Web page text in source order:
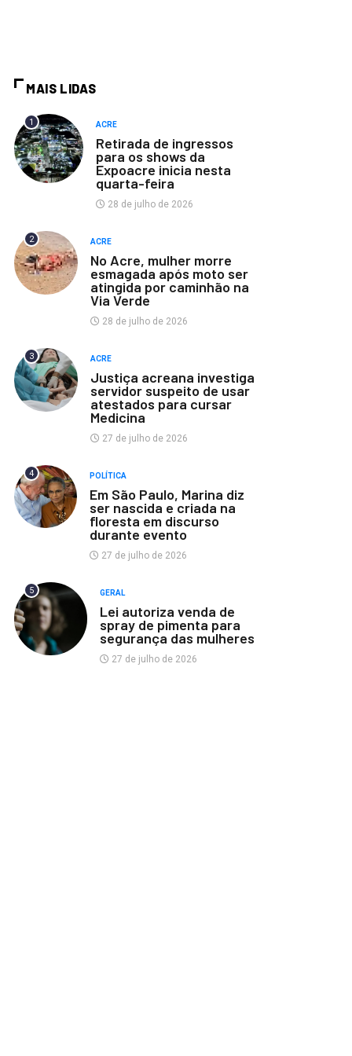
MAIS LIDAS
1 ACRE
Retirada de ingressos
para os shows da
Expoacre inicia nesta
quarta-feira
28 de julho de 2026
2 ACRE
No Acre, mulher morre
esmagada após moto ser
atingida por caminhão na
Via Verde
28 de julho de 2026
3 ACRE
Justiça acreana investiga
servidor suspeito de usar
atestados para cursar
Medicina
27 de julho de 2026
4 POLÍTICA
Em São Paulo, Marina diz
ser nascida e criada na
floresta em discurso
durante evento
27 de julho de 2026
5 GERAL
Lei autoriza venda de
spray de pimenta para
segurança das mulheres
27 de julho de 2026